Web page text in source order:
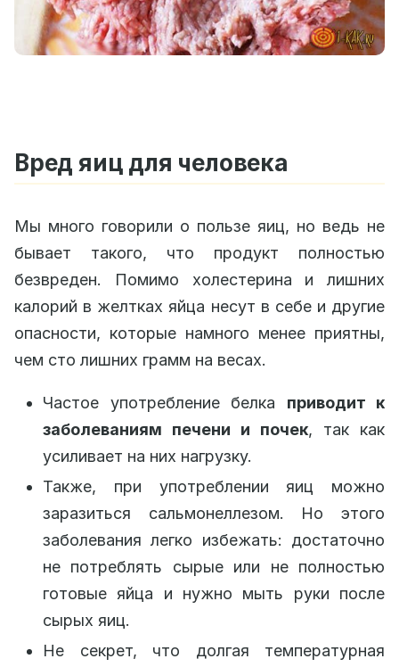
Вред яиц для человека
Мы много говорили о пользе яиц, но ведь не
бывает такого, что продукт полностью
безвреден. Помимо холестерина и лишних
калорий в желтках яйца несут в себе и другие
опасности, которые намного менее приятны,
чем сто лишних грамм на весах.
Частое употребление белка приводит к
заболеваниям печени и почек, так как
усиливает на них нагрузку.
Также, при употреблении яиц можно
заразиться сальмонеллезом. Но этого
заболевания легко избежать: достаточно
не потреблять сырые или не полностью
готовые яйца и нужно мыть руки после
сырых яиц.
Не секрет, что долгая температурная